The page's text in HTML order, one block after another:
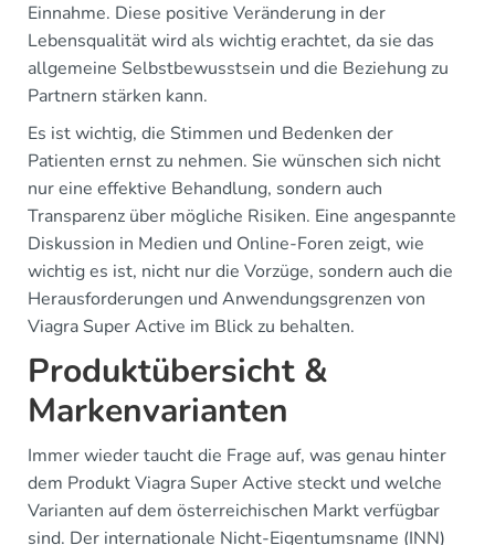
Einnahme. Diese positive Veränderung in der
Lebensqualität wird als wichtig erachtet, da sie das
allgemeine Selbstbewusstsein und die Beziehung zu
Partnern stärken kann.
Es ist wichtig, die Stimmen und Bedenken der
Patienten ernst zu nehmen. Sie wünschen sich nicht
nur eine effektive Behandlung, sondern auch
Transparenz über mögliche Risiken. Eine angespannte
Diskussion in Medien und Online-Foren zeigt, wie
wichtig es ist, nicht nur die Vorzüge, sondern auch die
Herausforderungen und Anwendungsgrenzen von
Viagra Super Active im Blick zu behalten.
Produktübersicht &
Markenvarianten
Immer wieder taucht die Frage auf, was genau hinter
dem Produkt Viagra Super Active steckt und welche
Varianten auf dem österreichischen Markt verfügbar
sind. Der internationale Nicht-Eigentumsname (INN)